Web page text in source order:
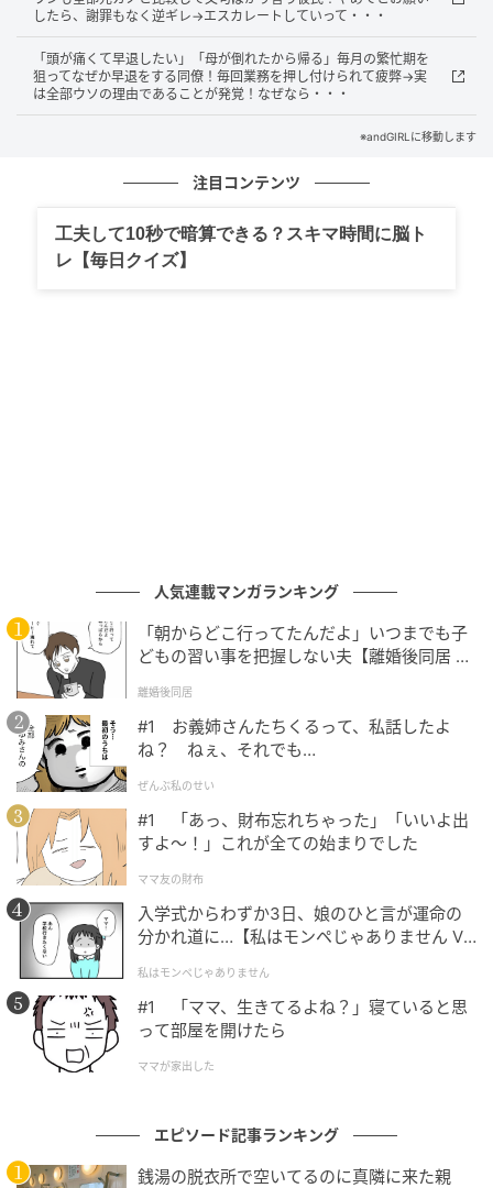
は突然、子供のように大声を上げて激しく泣き崩れて
しまいました。主役であるはずの私はあまりの恐怖と
困惑にフリーズしてしまい、先輩たちも言葉を失って
会場は完全に凍りついてしまったのです。せっかくの
感動的な送別会が、一人の暴走によって台無しになっ
かない絶望的な状況に追い込まれていました。
悲しみで、叫び声を上げる同僚の姿・・・
その男性は、上品なスーツを身にまとった見知らぬ人
物でした。彼は泣き叫ぶ同僚の前に歩み寄ると、驚く
べきことに、とても真剣な表情で「君、素晴らしい根
性を持っているね」と声をかけたのです。凍りついて
いた会場の全員が、その予想外の言葉に耳を疑いまし
た。同僚自身も突然の出来事に涙をピタリと止め、驚
いてぽかんとした表情で、その謎の男性のことをじっ
と見つめ返していました。
まさかの正体が判明！、怒涛のスカウトが始
まった衝撃の展開
なんとその男性は他社の社長であり、たまたま隣の席
で飲んでいたのでした。社長は「これだけ大勢の大人
を前に、これほど図太く自己主張ができる才能は滅多
にない。ぜひうちの会社の営業職として、その強心臓
を活かしてくれないか！」と熱烈なスカウトを始めた
輩たちは完全に置いてけぼりにされ、ただただ呆然と
その様子を見守ることしかできませんでした。
したら、謝罪もなく逆ギレ→エスカレートしていって・・・
「頭が痛くて早退したい」「母が倒れたから帰る」毎月の繁忙期を
狙ってなぜか早退をする同僚！毎回業務を押し付けられて疲弊→実
は全部ウソの理由であることが発覚！なぜなら・・・
※andGIRLに移動します
注目コンテンツ
工夫して10秒で暗算できる？スキマ時間に脳ト
レ【毎日クイズ】
人気連載マンガランキング
「朝からどこ行ってたんだよ」いつまでも子
どもの習い事を把握しない夫【離婚後同居 Vo
離婚後同居
#1 お義姉さんたちくるって、私話したよ
ね？ ねぇ、それでも…
ぜんぶ私のせい
#1 「あっ、財布忘れちゃった」「いいよ出
すよ〜！」これが全ての始まりでした
ママ友の財布
入学式からわずか3日、娘のひと言が運命の
分かれ道に…【私はモンペじゃありません Vo
私はモンペじゃありません
#1 「ママ、生きてるよね？」寝ていると思
って部屋を開けたら
ママが家出した
エピソード記事ランキング
銭湯の脱衣所で空いてるのに真隣に来た親